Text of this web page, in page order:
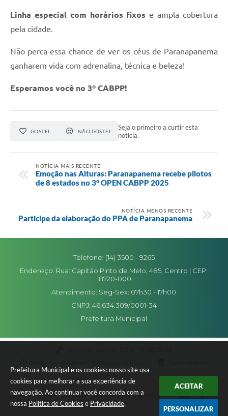
Prefeitura Municipal e os cookies: nosso site usa
cookies para melhorar a sua experiência de
navegação. Ao continuar você concorda com a
nossa Política de Cookies e Privacidade.
ACEITAR
PERSONALIZAR
Linha especial com horários fixos e ampla cobertura
pela cidade.
Não perca essa chance de ver os céus de Paranapanema
ganharem vida com adrenalina, técnica e beleza!
Esperamos você no 3º CABPP!
GOSTEI NÃO GOSTEI
Seja o primeiro a curtir esta
notícia.
NOTÍCIA MAIS RECENTE
Emoção nas Alturas: Paranapanema recebe pilotos
de 8 estados no 3° OPEN CABPP 2025
NOTÍCIA MENOS RECENTE
Participe da elaboração do PPA de Paranapanema
Telefone: (14) 3500 - 9265
Endereço: Rua: Capitão Pinto de Melo, 485, Centro | CEP:
18720-000
Atendimento: Seg-Sex: 07h30 - 17h00
CNPJ: 46.634.309/0001-34
Prefeitura Municipal
Copyright Instar - 2006-2026. Todos os direitos reservados -
Instar Tecnologia